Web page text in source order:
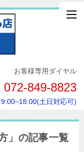
お客様専用ダイヤル
072-849-8823
土日対応可)
」の記事一覧